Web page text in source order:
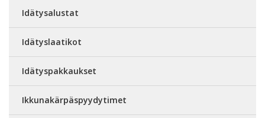
Idätysalustat
Idätyslaatikot
Idätyspakkaukset
Ikkunakärpäspyydytimet